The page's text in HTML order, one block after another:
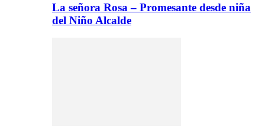
La señora Rosa – Promesante desde niña
del Niño Alcalde